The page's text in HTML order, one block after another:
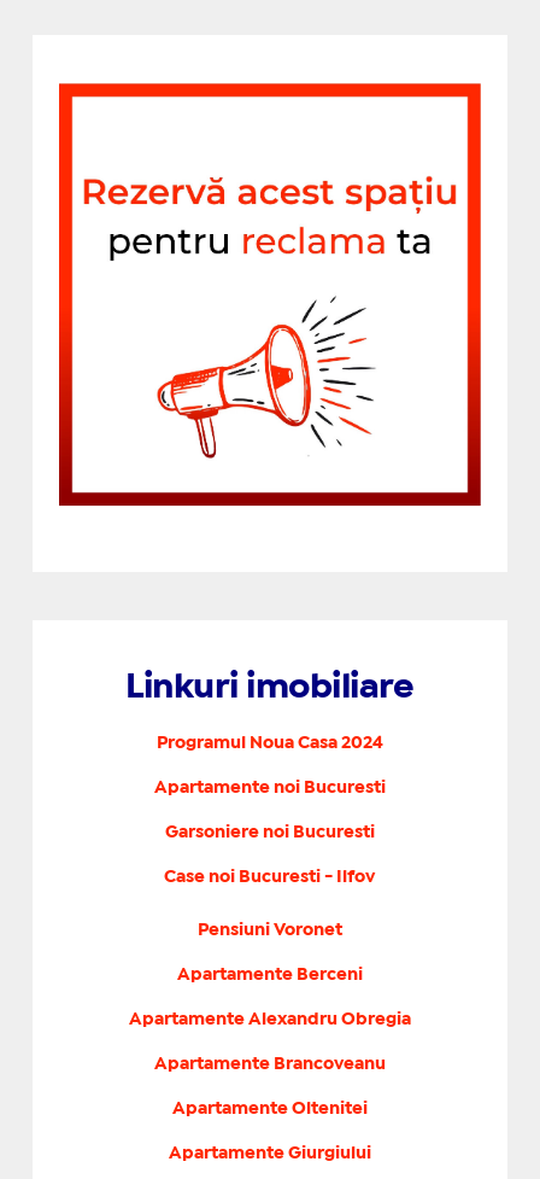
Linkuri imobiliare
Programul Noua Casa 2024
Apartamente noi Bucuresti
Garsoniere noi Bucuresti
Case noi Bucuresti - Ilfov
Pensiuni Voronet
Apartamente Berceni
Apartamente Alexandru Obregia
Apartamente Brancoveanu
Apartamente Oltenitei
Apartamente Giurgiului